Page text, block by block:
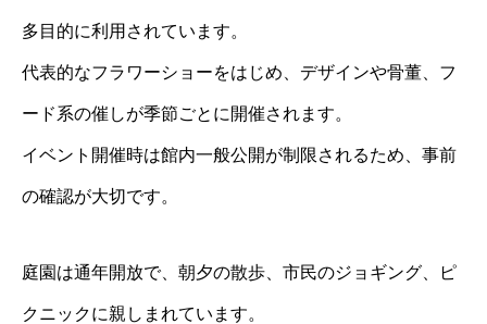
多目的に利用されています。
代表的なフラワーショーをはじめ、デザインや骨董、フ
ード系の催しが季節ごとに開催されます。
イベント開催時は館内一般公開が制限されるため、事前
の確認が大切です。
庭園は通年開放で、朝夕の散歩、市民のジョギング、ピ
クニックに親しまれています。